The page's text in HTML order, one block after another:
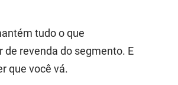
tudo o que
de revenda do segmento. E
que você vá.